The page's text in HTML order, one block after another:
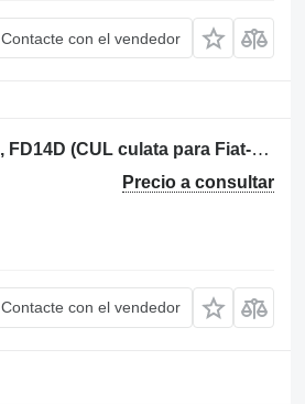
Contacte con el vendedor
Fiat ALLIS BD10B, FL10, AD10, FD145, FL14, FD14B, FD14C, FD14D (CUL culata para Fiat-Allis BD10B bulldozer
Precio a consultar
Contacte con el vendedor